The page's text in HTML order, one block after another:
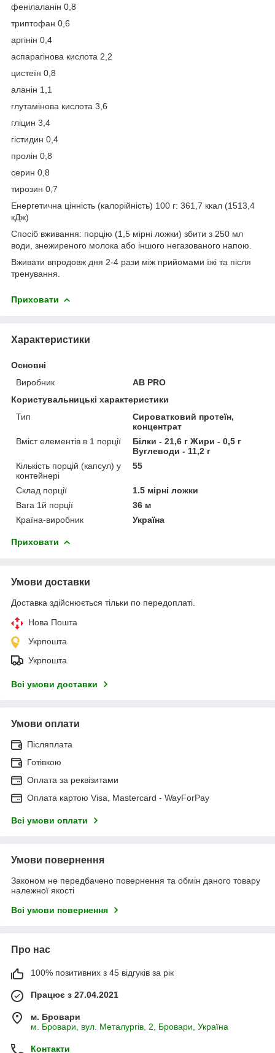
фенілаланін 0,8
триптофан 0,6
аргінін 0,4
аспарагінова кислота 2,2
цистеїн 0,8
аланін 1,1
глутамінова кислота 3,6
гліцин 3,4
гістидин 0,4
пролін 0,8
серин 0,8
тирозин 0,7
Енергетична цінність (калорійність) 100 г: 361,7 ккал (1513,4
кДж)
Спосіб вживання: порцію (1,5 мірні ложки) збити з 250 мл
води, знежиреного молока або іншого негазованого напою.
Вживати впродовж дня 2-4 рази між прийомами їжі та після
тренування.
Приховати
Характеристики
Основні
Виробник
AB PRO
Користувальницькі характеристики
Тип
Сироватковий протеїн,
концентрат
Вміст елементів в 1 порції
Білки - 21,6 г Жири - 0,5 г
Вуглеводи - 11,2 г
Кількість порцій (капсул) у
контейнері
55
Склад порції
1.5 мірні ложки
Вага 1й порції
36 м
Країна-виробник
Україна
Приховати
Умови доставки
Доставка здійснюється тільки по передоплаті.
Нова Пошта
Укрпошта
Укрпошта
Всі умови доставки
Умови оплати
Післяплата
Готівкою
Оплата за реквізитами
Оплата картою Visa, Mastercard - WayForPay
Всі умови оплати
Умови повернення
Законом не передбачено повернення та обмін даного товару
належної якості
Всі умови повернення
Про нас
100% позитивних з 45 відгуків за рік
Працює з 27.04.2021
м. Бровари
м. Бровари, вул. Металургів, 2, Бровари, Україна
Контакти